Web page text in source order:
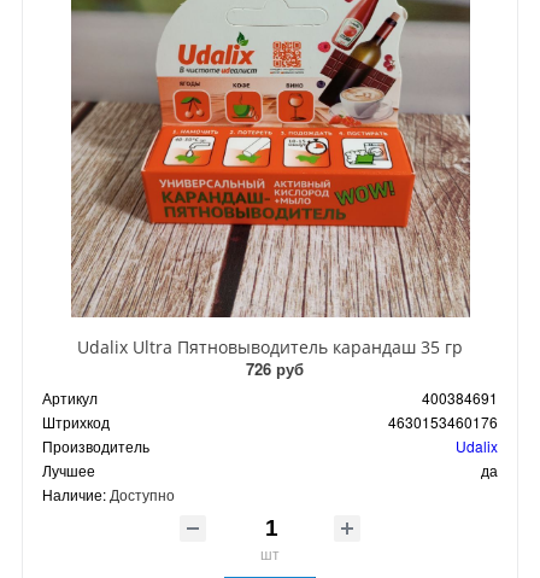
Udalix Ultra Пятновыводитель карандаш 35 гр
726 руб
Артикул
400384691
Штрихкод
4630153460176
Производитель
Udalix
Лучшее
да
Наличие: Доступно
шт